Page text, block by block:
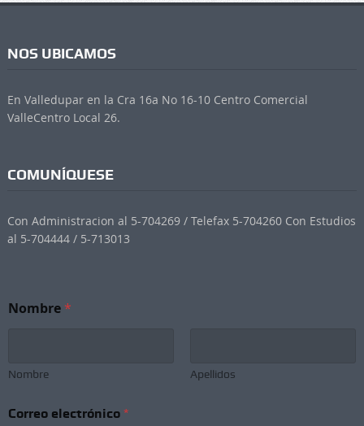
NOS UBICAMOS
En Valledupar en la Cra 16a No 16-10 Centro Comercial
ValleCentro Local 26.
COMUNÍQUESE
Con Administracion al 5-704269 / Telefax 5-704260 Con Estudios
al 5-704444 / 5-713013
Nombre*
Nombre Apellidos
u
Correo electrónico *